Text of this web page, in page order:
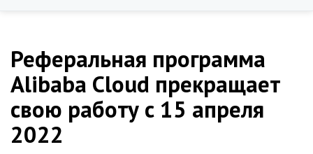
Реферальная программа
Alibaba Cloud прекращает
свою работу с 15 апреля
2022